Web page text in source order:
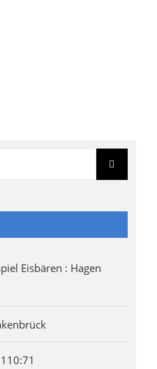
Eisbären : Hagen